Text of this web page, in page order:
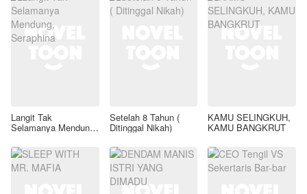
Langit Tak
Selamanya Mendung,
Setelah 8 Tahun (
Ditinggal Nikah)
KAMU SELINGKUH,
KAMU BANGKRUT